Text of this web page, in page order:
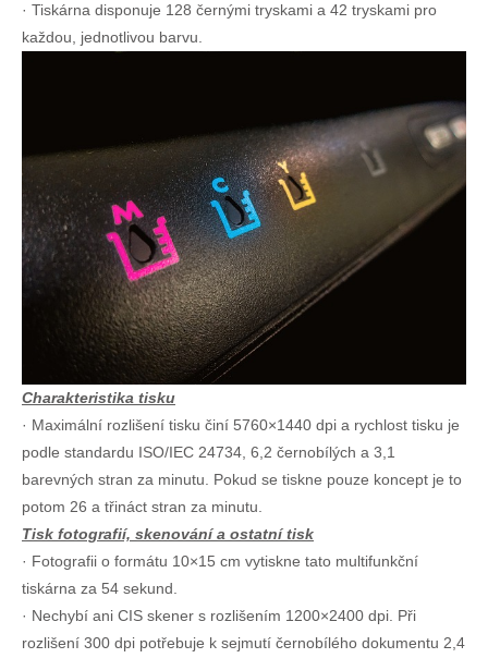
· Tiskárna disponuje 128 černými tryskami a 42 tryskami pro
každou, jednotlivou barvu.
Charakteristika tisku
· Maximální rozlišení tisku činí 5760×1440 dpi a rychlost tisku je
podle standardu ISO/IEC 24734, 6,2 černobílých a 3,1
barevných stran za minutu. Pokud se tiskne pouze koncept je to
potom 26 a třináct stran za minutu.
Tisk fotografií, skenování a ostatní tisk
· Fotografii o formátu 10×15 cm vytiskne tato multifunkční
tiskárna za 54 sekund.
· Nechybí ani CIS skener s rozlišením 1200×2400 dpi. Při
rozlišení 300 dpi potřebuje k sejmutí černobílého dokumentu 2,4